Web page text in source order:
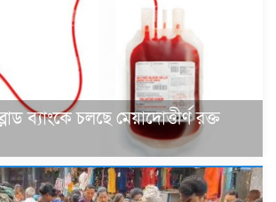
ব্যাংকে চলছে মেয়াদোত্তীর্ণ রক্ত